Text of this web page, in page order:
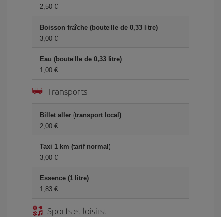
2,50 €
Boisson fraîche (bouteille de 0,33 litre)
3,00 €
Eau (bouteille de 0,33 litre)
1,00 €
Transports
Billet aller (transport local)
2,00 €
Taxi 1 km (tarif normal)
3,00 €
Essence (1 litre)
1,83 €
Sports et loisirst